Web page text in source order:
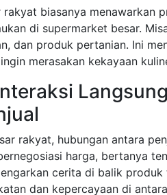
rakyat biasanya menawarkan
di supermarket besar.
dan produk pertanian. Ini
merasakan kekayaan
rakyat, hubungan antara
harga, bertanya
cerita di balik
dan kepercayaan di